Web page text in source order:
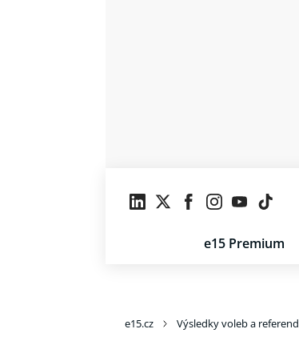
e15 Premium
e15.cz Výsledky voleb a referend